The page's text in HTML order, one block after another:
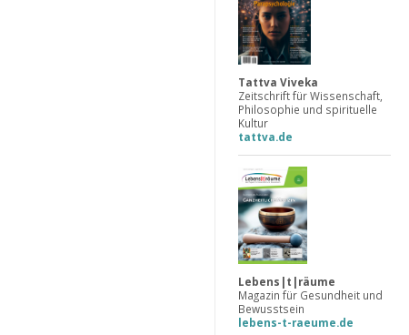
Tattva Viveka
Zeitschrift für Wissenschaft,
Philosophie und spirituelle
Kultur
tattva.de
Lebens|t|räume
Magazin für Gesundheit und
Bewusstsein
lebens-t-raeume.de